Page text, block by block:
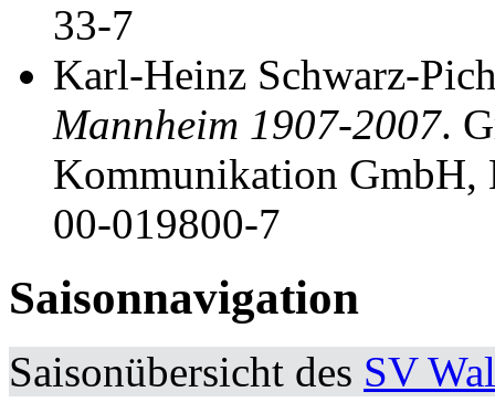
33-7
Karl-Heinz Schwarz-
Mannheim 1907-2007.
Kommunikation GmbH,
00-019800-7
Saisonnavigation
Saisonübersicht des SV